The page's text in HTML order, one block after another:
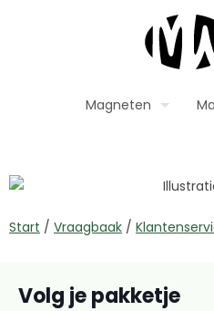
Magneten
Start / Vraagbaak /
Volg je pakketje